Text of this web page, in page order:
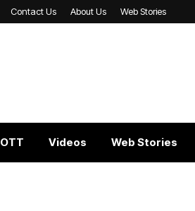
Contact Us About Us Web Stories
OTT Videos Web Stories